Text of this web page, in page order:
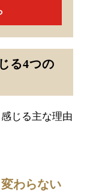
る4つの
じる主な理由
わらない